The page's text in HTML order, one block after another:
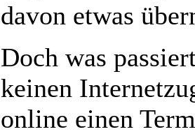
davon etwas
Doch was
keinen
online einen